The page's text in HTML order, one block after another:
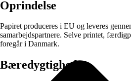
Oprindelse
Papiret produceres i EU og leveres
samarbejdspartnere. Selve printet,
foregår i Danmark.
Bæredygtighed